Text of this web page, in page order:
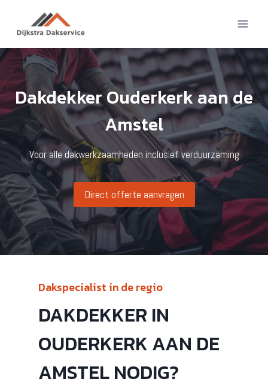
inhoud
Dakdekker Ouderkerk aan de
Amstel
Voor alle dakwerkzaamheden inclusief verduurzaming
Direct offerte aanvragen
Dakspecialist in de regio
DAKDEKKER IN
OUDERKERK AAN DE
AMSTEL NODIG?